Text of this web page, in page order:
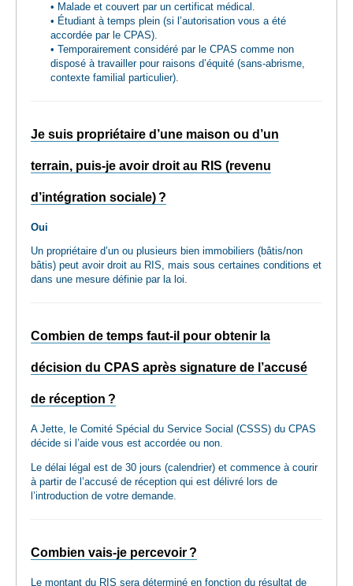
• Malade et couvert par un certificat médical.
• Étudiant à temps plein (si l’autorisation vous a été
accordée par le CPAS).
• Temporairement considéré par le CPAS comme non
disposé à travailler pour raisons d’équité (sans-abrisme,
contexte familial particulier).
Je suis propriétaire d’une maison ou d’un
terrain, puis-je avoir droit au RIS (revenu
d’intégration sociale) ?
Oui
Un propriétaire d’un ou plusieurs bien immobiliers (bâtis/non
bâtis) peut avoir droit au RIS, mais sous certaines conditions et
dans une mesure définie par la loi.
Combien de temps faut-il pour obtenir la
décision du CPAS après signature de l’accusé
de réception ?
A Jette, le Comité Spécial du Service Social (CSSS) du CPAS
décide si l’aide vous est accordée ou non.
Le délai légal est de 30 jours (calendrier) et commence à courir
à partir de l’accusé de réception qui est délivré lors de
l’introduction de votre demande.
Combien vais-je percevoir ?
Le montant du RIS sera déterminé en fonction du résultat de